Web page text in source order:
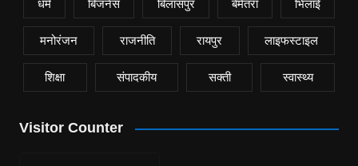
धर्म बिजनेस बिलासपुर बेमेतरा भिलाई
मनोरंजन राजनीति रायपुर लाइफस्टाइल
शिक्षा संपादकीय सक्ती स्वास्थ्य
Visitor Counter